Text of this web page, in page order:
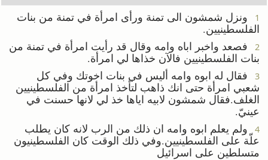
1
ونزل شمشون الى تمنة ورأى امرأة في تمنة من بنات
الفلسطينيين.
2
فصعد واخبر اباه وامه وقال قد رأيت امرأة في تمنة من
بنات الفلسطينيين فالآن خذاها لي امرأة.
3
فقال له ابوه وامه أليس في بنات اخوتك وفي كل
شعبي امرأة حتى انك ذاهب لتأخذ امرأة من الفلسطينيين
الغلف.فقال شمشون لابيه اياها خذ لي لانها حسنت في
عينيّ.
4
ولم يعلم ابوه وامه ان ذلك من الرب لانه كان يطلب
علّة على الفلسطينيين.وفي ذلك الوقت كان الفلسطينيون
متسلطين على اسرائيل